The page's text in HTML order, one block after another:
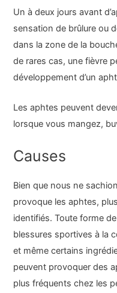
Un à deux jours avant
sensation de brûlure ou
dans la zone de la
de rares cas, une fièvre
développement d’un
Les aphtes peuvent
lorsque vous mangez,
Causes
Bien que nous ne
provoque les aphtes,
identifiés. Toute forme
blessures sportives à la
et même certains
peuvent provoquer des
plus fréquents chez les